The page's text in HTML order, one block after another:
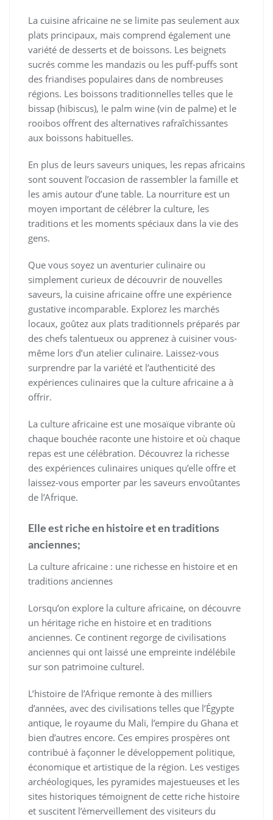
La cuisine africaine ne se limite pas seulement aux
plats principaux, mais comprend également une
variété de desserts et de boissons. Les beignets
sucrés comme les mandazis ou les puff-puffs sont
des friandises populaires dans de nombreuses
régions. Les boissons traditionnelles telles que le
bissap (hibiscus), le palm wine (vin de palme) et le
rooibos offrent des alternatives rafraîchissantes
aux boissons habituelles.
En plus de leurs saveurs uniques, les repas africains
sont souvent l’occasion de rassembler la famille et
les amis autour d’une table. La nourriture est un
moyen important de célébrer la culture, les
traditions et les moments spéciaux dans la vie des
gens.
Que vous soyez un aventurier culinaire ou
simplement curieux de découvrir de nouvelles
saveurs, la cuisine africaine offre une expérience
gustative incomparable. Explorez les marchés
locaux, goûtez aux plats traditionnels préparés par
des chefs talentueux ou apprenez à cuisiner vous-
même lors d’un atelier culinaire. Laissez-vous
surprendre par la variété et l’authenticité des
expériences culinaires que la culture africaine a à
offrir.
La culture africaine est une mosaïque vibrante où
chaque bouchée raconte une histoire et où chaque
repas est une célébration. Découvrez la richesse
des expériences culinaires uniques qu’elle offre et
laissez-vous emporter par les saveurs envoûtantes
de l’Afrique.
Elle est riche en histoire et en traditions
anciennes;
La culture africaine : une richesse en histoire et en
traditions anciennes
Lorsqu’on explore la culture africaine, on découvre
un héritage riche en histoire et en traditions
anciennes. Ce continent regorge de civilisations
anciennes qui ont laissé une empreinte indélébile
sur son patrimoine culturel.
L’histoire de l’Afrique remonte à des milliers
d’années, avec des civilisations telles que l’Égypte
antique, le royaume du Mali, l’empire du Ghana et
bien d’autres encore. Ces empires prospères ont
contribué à façonner le développement politique,
économique et artistique de la région. Les vestiges
archéologiques, les pyramides majestueuses et les
sites historiques témoignent de cette riche histoire
et suscitent l’émerveillement des visiteurs du